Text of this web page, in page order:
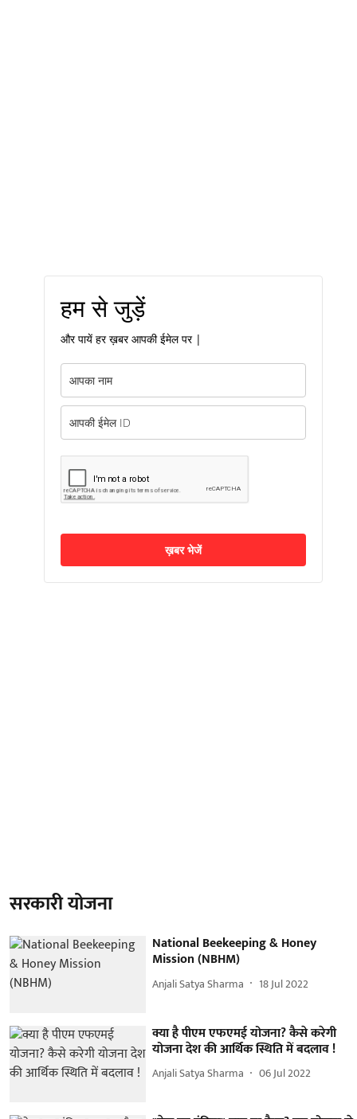
हम से जुड़ें
और पायें हर ख़बर आपकी ईमेल पर |
ख़बर भेजें
सरकारी योजना
National Beekeeping & Honey
Mission (NBHM)
Anjali Satya Sharma 18 Jul 2022
क्या है पीएम एफएमई योजना? कैसे करेगी
योजना देश की आर्थिक स्थिति में बदलाव !
Anjali Satya Sharma 06 Jul 2022